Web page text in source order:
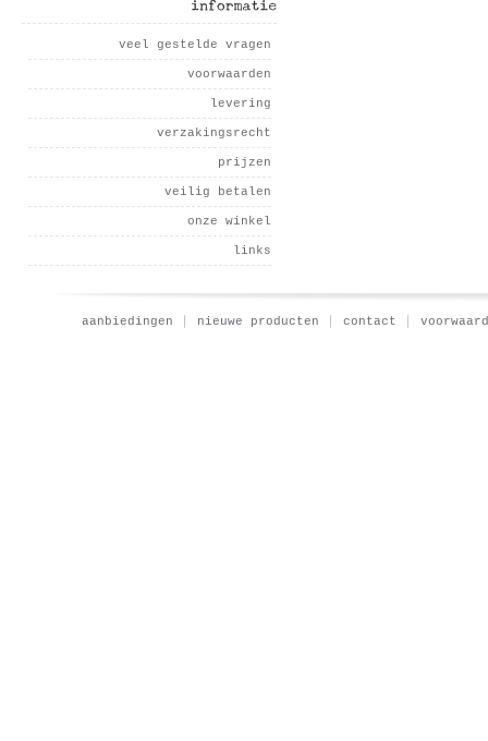
veel gestelde vragen
voorwaarden
levering
verzakingsrecht
prijzen
veilig betalen
onze winkel
links
aanbiedingen nieuwe producten contact